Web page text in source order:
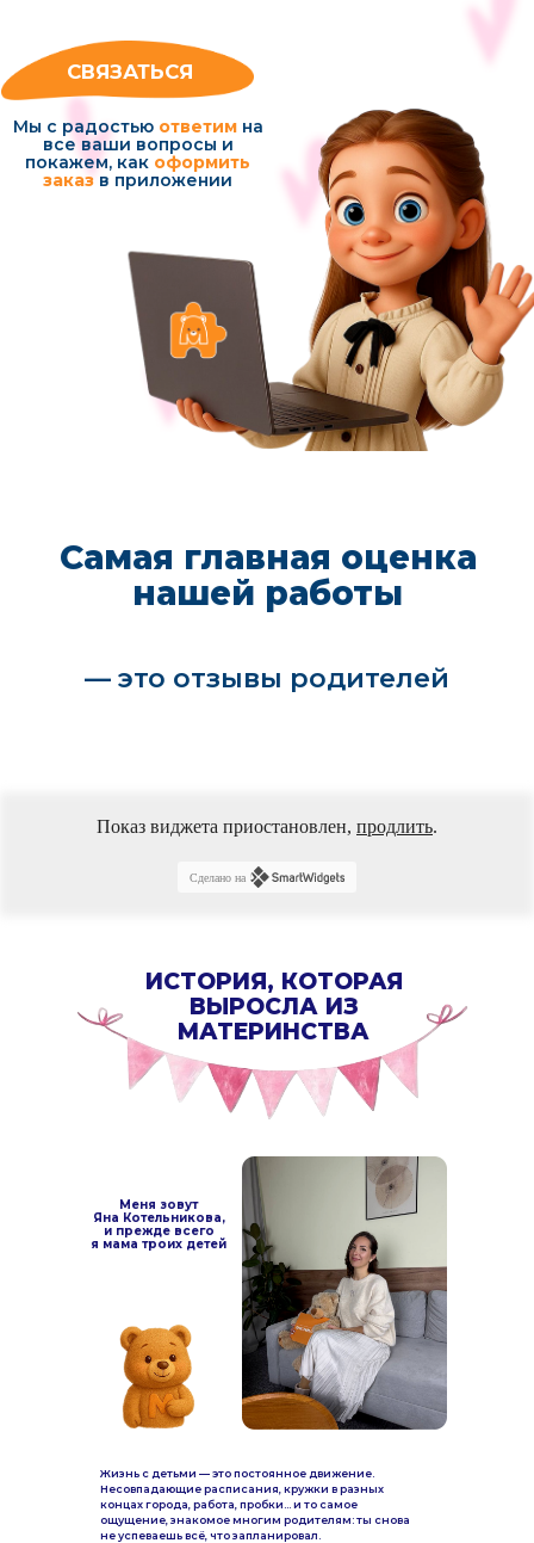
Показ виджета приостановлен, продлить.
Сделано на
Жизнь с детьми — это постоянное движение.
Несовпадающие расписания, кружки в разных
концах города, работа, пробки… и то самое
ощущение, знакомое многим родителям: ты снова
не успеваешь всё, что запланировал.
ИСТОРИЯ, КОТОРАЯ
ВЫРОСЛА ИЗ
МАТЕРИНСТВА
Меня зовут
Яна Котельникова,
и прежде всего
я мама троих детей
Условия использования сервисов
© 2021-2026 Сервис МУЛЬТИНЯНЯ (ИП Котельникова Яна Юрьевна)